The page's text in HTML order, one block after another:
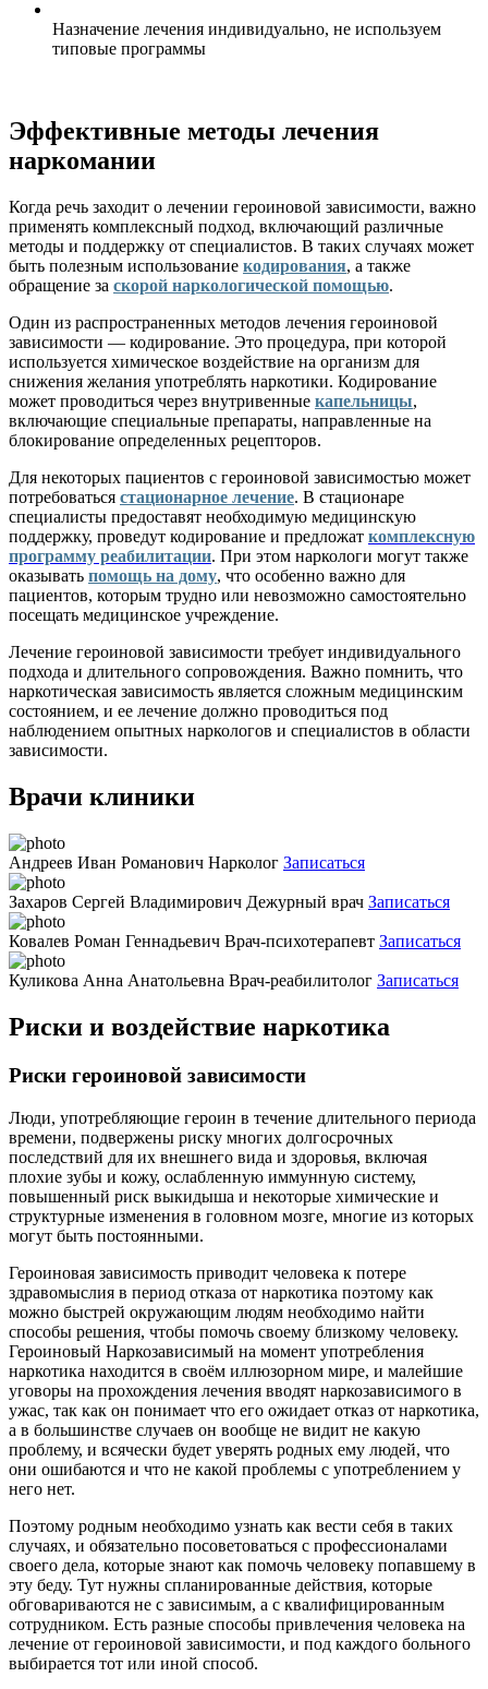
Назначение лечения индивидуально, не используем
типовые программы
Эффективные методы лечения
наркомании
Когда речь заходит о лечении героиновой зависимости, важно
применять комплексный подход, включающий различные
методы и поддержку от специалистов. В таких случаях может
быть полезным использование кодирования, а также
обращение за скорой наркологической помощью.
Один из распространенных методов лечения героиновой
зависимости — кодирование. Это процедура, при которой
используется химическое воздействие на организм для
снижения желания употреблять наркотики. Кодирование
может проводиться через внутривенные капельницы,
включающие специальные препараты, направленные на
блокирование определенных рецепторов.
Для некоторых пациентов с героиновой зависимостью может
потребоваться стационарное лечение. В стационаре
специалисты предоставят необходимую медицинскую
поддержку, проведут кодирование и предложат комплексную
программу реабилитации. При этом наркологи могут также
оказывать помощь на дому, что особенно важно для
пациентов, которым трудно или невозможно самостоятельно
посещать медицинское учреждение.
Лечение героиновой зависимости требует индивидуального
подхода и длительного сопровождения. Важно помнить, что
наркотическая зависимость является сложным медицинским
состоянием, и ее лечение должно проводиться под
наблюдением опытных наркологов и специалистов в области
зависимости.
Врачи клиники
Андреев Иван Романович Нарколог Записаться
Захаров Сергей Владимирович Дежурный врач Записаться
Ковалев Роман Геннадьевич Врач-психотерапевт Записаться
Куликова Анна Анатольевна Врач-реабилитолог Записаться
Риски и воздействие наркотика
Риски героиновой зависимости
Люди, употребляющие героин в течение длительного периода
времени, подвержены риску многих долгосрочных
последствий для их внешнего вида и здоровья, включая
плохие зубы и кожу, ослабленную иммунную систему,
повышенный риск выкидыша и некоторые химические и
структурные изменения в головном мозге, многие из которых
могут быть постоянными.
Героиновая зависимость приводит человека к потере
здравомыслия в период отказа от наркотика поэтому как
можно быстрей окружающим людям необходимо найти
способы решения, чтобы помочь своему близкому человеку.
Героиновый Наркозависимый на момент употребления
наркотика находится в своём иллюзорном мире, и малейшие
уговоры на прохождения лечения вводят наркозависимого в
ужас, так как он понимает что его ожидает отказ от наркотика,
а в большинстве случаев он вообще не видит не какую
проблему, и всячески будет уверять родных ему людей, что
они ошибаются и что не какой проблемы с употреблением у
него нет.
Поэтому родным необходимо узнать как вести себя в таких
случаях, и обязательно посоветоваться с профессионалами
своего дела, которые знают как помочь человеку попавшему в
эту беду. Тут нужны спланированные действия, которые
обговариваются не с зависимым, а с квалифицированным
сотрудником. Есть разные способы привлечения человека на
лечение от героиновой зависимости, и под каждого больного
выбирается тот или иной способ.